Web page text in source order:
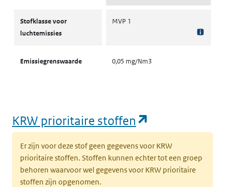
Stofklasse voor
luchtemissies
MVP 1
Emissiegrenswaarde 0,05 mg/Nm3
KRW prioritaire stoffen
Er zijn voor deze stof geen gegevens voor KRW
prioritaire stoffen. Stoffen kunnen echter tot een groep
behoren waarvoor wel gegevens voor KRW prioritaire
stoffen zijn opgenomen.